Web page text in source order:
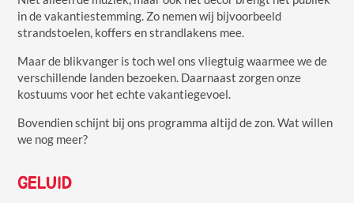
in de vakantiestemming. Zo nemen wij bijvoorbeeld
strandstoelen, koffers en strandlakens mee.
Maar de blikvanger is toch wel ons vliegtuig waarmee we de
verschillende landen bezoeken. Daarnaast zorgen onze
kostuums voor het echte vakantiegevoel.
Bovendien schijnt bij ons programma altijd de zon. Wat willen
we nog meer?
GELUID